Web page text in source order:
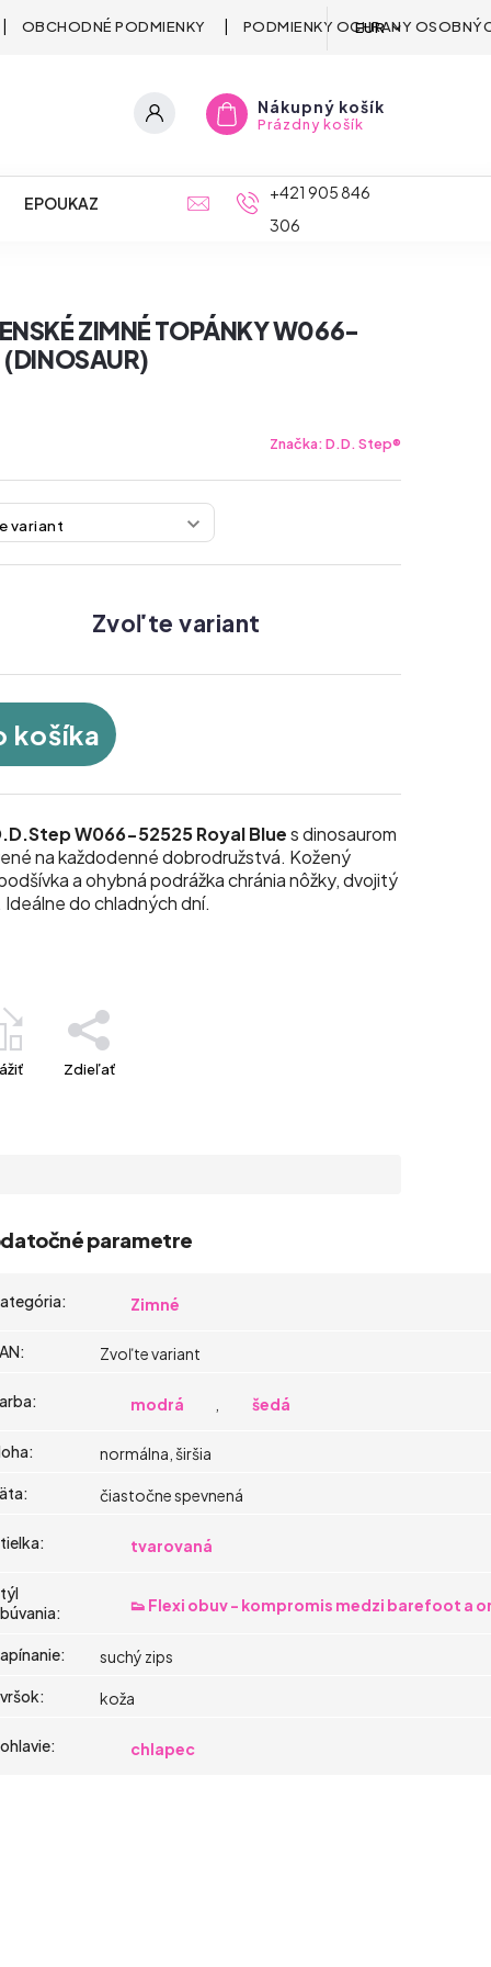
OBCHODNÉ PODMIENKY PODMIENKY OCHRANY
EUR
Nákupný košík
Prázdny košík
EPOUKAZ
+421 905 846
306
ZIMNÉ TOPÁNKY W066-
Značka:D.D. Step®
Zvoľte variant
košíka
W066-52525 Royal Blues dinosaurom
na každodenné dobrodružstvá. Kožený
a ohybná podrážka chránia nôžky, dvojitý
do chladných dní.
Zdieľať
parametre
: Zimné
: Zvoľte variant
: modrá šedá
:
normálna, širšia
: čiastočne spevnená
: tvarovaná
: 👟 Flexi obuv - kompromis medzi barefoot a
:
suchý zips
: koža
: chlapec